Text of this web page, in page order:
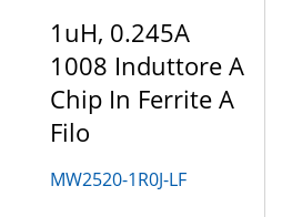
1uH, 0.245A
1008 Induttore A
Chip In Ferrite A
Filo
MW2520-1R0J-LF